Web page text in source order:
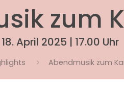
zum
18. April 2025 | 17.00 Uhr
Abendmusik zum